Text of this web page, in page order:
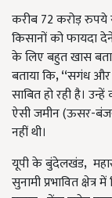
करीब 72 करोड़
किसानों को फायदा
के लिए बहुत खास
बताया कि, “सगंध और
साबित हो रही है। उन्हें
ऐसी जमीन (ऊसर-
नहीं थी।
यूपी के बुंदेलखंड,
सुनामी प्रभावित